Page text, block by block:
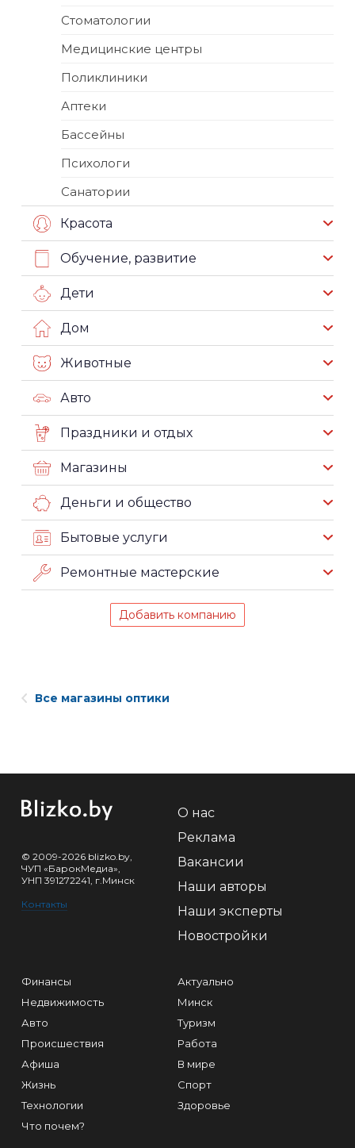
Стоматологии
Медицинские центры
Поликлиники
Аптеки
Бассейны
Психологи
Санатории
Красота
Обучение, развитие
Дети
Дом
Животные
Авто
Праздники и отдых
Магазины
Деньги и общество
Бытовые услуги
Ремонтные мастерские
Добавить компанию
Все магазины оптики
© 2009-2026 blizko.by,
ЧУП «БарокМедиа»,
УНП 391272241, г.Минск
Контакты
О нас
Реклама
Вакансии
Наши авторы
Наши эксперты
Новостройки
Финансы
Недвижимость
Авто
Происшествия
Афиша
Жизнь
Технологии
Что почем?
Актуально
Минск
Туризм
Работа
В мире
Спорт
Здоровье